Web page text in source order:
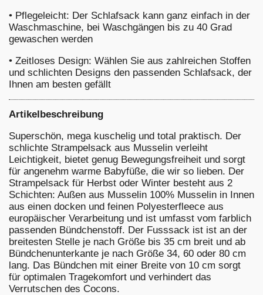
• Pflegeleicht: Der Schlafsack kann ganz einfach in der
Waschmaschine, bei Waschgängen bis zu 40 Grad
gewaschen werden
• Zeitloses Design: Wählen Sie aus zahlreichen Stoffen
und schlichten Designs den passenden Schlafsack, der
Ihnen am besten gefällt
Artikelbeschreibung
Superschön, mega kuschelig und total praktisch. Der
schlichte Strampelsack aus Musselin verleiht
Leichtigkeit, bietet genug Bewegungsfreiheit und sorgt
für angenehm warme Babyfüße, die wir so lieben. Der
Strampelsack für Herbst oder Winter besteht aus 2
Schichten: Außen aus Musselin 100% Musselin in Innen
aus einen docken und feinen Polyesterfleece aus
europäischer Verarbeitung und ist umfasst vom farblich
passenden Bündchenstoff. Der Fusssack ist ist an der
breitesten Stelle je nach Größe bis 35 cm breit und ab
Bündchenunterkante je nach Größe 34, 60 oder 80 cm
lang. Das Bündchen mit einer Breite von 10 cm sorgt
für optimalen Tragekomfort und verhindert das
Verrutschen des Cocons.